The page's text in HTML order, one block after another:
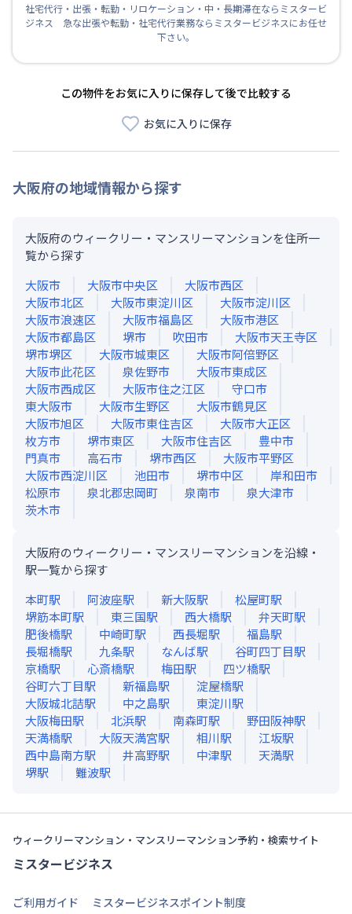
社宅代行・出張・転勤・リロケーション・中・長期滞在ならミスタービ
ジネス 急な出張や転勤・社宅代行業務ならミスタービジネスにお任せ
下さい。
この物件をお気に入りに保存して後で比較する
お気に入りに保存
大阪府の地域情報から探す
大阪府のウィークリー・マンスリーマンションを住所一
覧から探す
大阪市
大阪市中央区
大阪市西区
大阪市北区
大阪市東淀川区
大阪市淀川区
大阪市浪速区
大阪市福島区
大阪市港区
大阪市都島区
堺市 吹田市
大阪市天王寺区
堺市堺区
大阪市城東区
大阪市阿倍野区
大阪市此花区
泉佐野市
大阪市東成区
大阪市西成区
大阪市住之江区
守口市
東大阪市
大阪市生野区
大阪市鶴見区
大阪市旭区
大阪市東住吉区
大阪市大正区
枚方市
堺市東区 大阪市住吉区
豊中市
門真市
高石市 堺市西区
大阪市平野区
大阪市西淀川区
池田市 堺市中区
岸和田市
松原市
泉北郡忠岡町 泉南市
泉大津市
茨木市
大阪府のウィークリー・マンスリーマンションを沿線・
駅一覧から探す
本町駅 阿波座駅 新大阪駅 松屋町駅
堺筋本町駅 東三国駅 西大橋駅 弁天町駅
肥後橋駅 中崎町駅 西長堀駅 福島駅
長堀橋駅 九条駅 なんば駅 谷町四丁目駅
京橋駅 心斎橋駅 梅田駅 四ツ橋駅
谷町六丁目駅 新福島駅 淀屋橋駅
大阪城北詰駅 中之島駅 東淀川駅
大阪梅田駅 北浜駅 南森町駅 野田阪神駅
天満橋駅 大阪天満宮駅 相川駅 江坂駅
西中島南方駅 井高野駅 中津駅 天満駅
堺駅 難波駅
ウィークリーマンション・マンスリーマンション予約・検索サイト
ミスタービジネス
ご利用ガイド ミスタービジネスポイント制度